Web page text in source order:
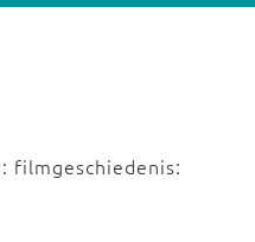
filmgeschiedenis: